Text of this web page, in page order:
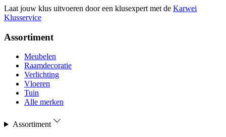
Laat jouw klus uitvoeren door een klusexpert met de Karwei
Klusservice
Assortiment
Meubelen
Raamdecoratie
Verlichting
Vloeren
Tuin
Alle merken
Assortiment